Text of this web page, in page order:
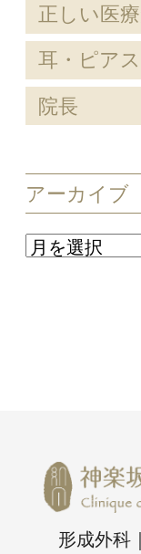
正しい医
耳・ピア
院長
アーカイブ
形成外科